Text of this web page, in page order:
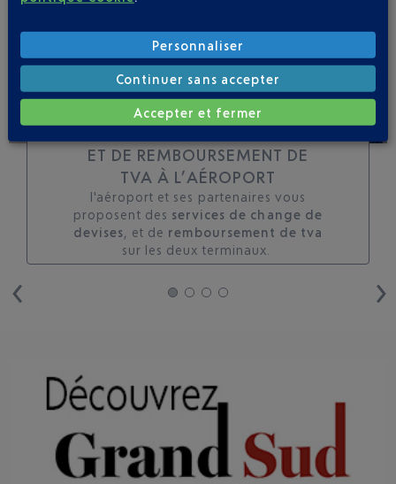
ET DE REMBOURSEMENT DE
TVA À L’AÉROPORT
l'aéroport et ses partenaires vous
proposent des services de change de
devises , et de remboursement de tva
sur les deux terminaux. ​
Personnaliser
Continuer sans accepter
Accepter et fermer